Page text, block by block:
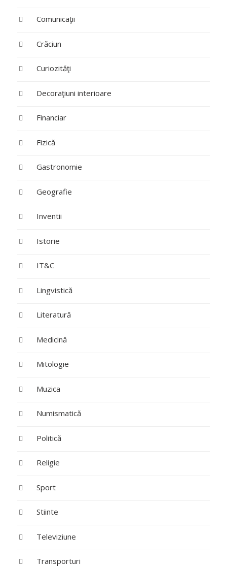
Comunicaţii
Crăciun
Curiozităţi
Decoraţiuni interioare
Financiar
Fizică
Gastronomie
Geografie
Inventii
Istorie
IT&C
Lingvistică
Literatură
Medicină
Mitologie
Muzica
Numismatică
Politică
Religie
Sport
Stiinte
Televiziune
Transporturi